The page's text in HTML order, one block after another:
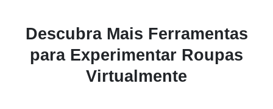
Descubra Mais Ferramentas
para Experimentar Roupas
Virtualmente